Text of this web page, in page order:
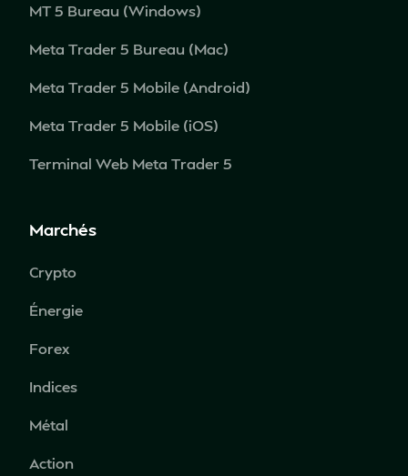
MT 5 Bureau (Windows)
Meta Trader 5 Bureau (Mac)
Meta Trader 5 Mobile (Android)
Meta Trader 5 Mobile (iOS)
Terminal Web Meta Trader 5
Marchés
Crypto
Énergie
Forex
Indices
Métal
Action